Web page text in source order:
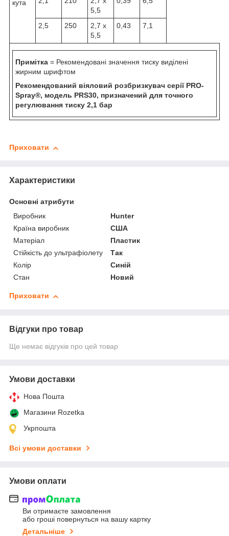
кута
5,5
2,5 250
2,7 x
5,5
0,43 7,1
Примітка = Рекомендовані значення тиску виділені
жирним шрифтом
Рекомендований віяловий розбризкувач серії PRO-
Spray®, модель PRS30, призначений для точного
регулювання тиску 2,1 бар
Приховати
Характеристики
Основні атрибути
Виробник
Hunter
Країна виробник
США
Матеріал
Пластик
Стійкість до ультрафіолету
Так
Колір
Синій
Стан
Новий
Приховати
Відгуки про товар
Ще немає відгуків про цей товар
Умови доставки
Нова Пошта
Магазини Rozetka
Укрпошта
Всі умови доставки
Умови оплати
Ви отримаєте замовлення
або гроші повернуться на вашу картку
Детальніше